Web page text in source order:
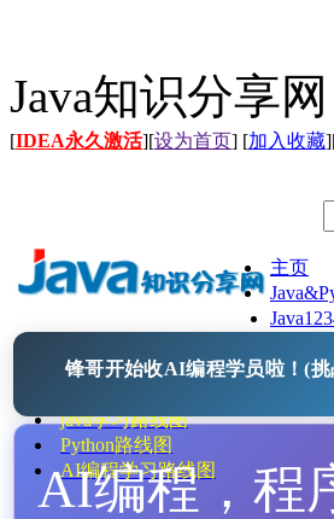
Java知识分享
[IDEA永久激活][设为首页] [加入收藏
主页
Java开源项目
java学习路线图
Python路线图
AI编程学习路线图
锋哥开始收AI编程学员啦！(挑
AI编程，程